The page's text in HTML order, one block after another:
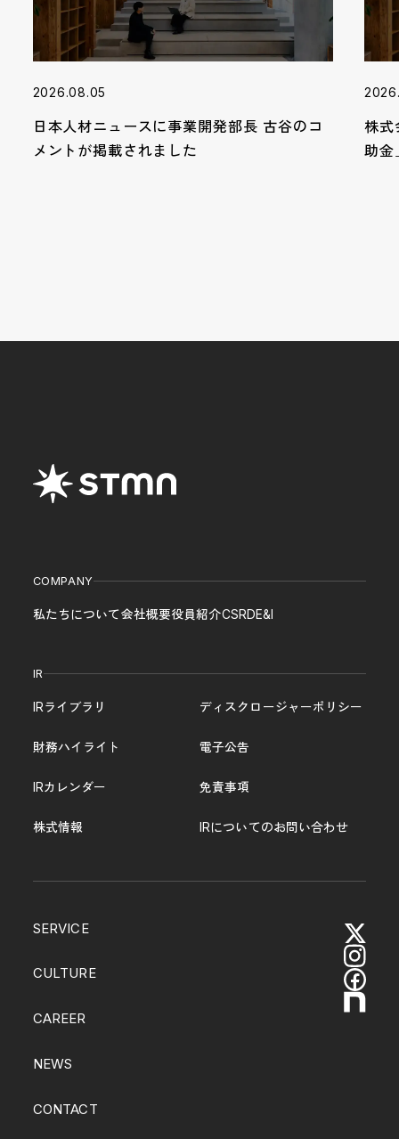
2026.08.05
日本人材ニュースに事業開発部長 古谷のコ
メントが掲載されました
株式
助金
COMPANY
私たちについて会社概要役員紹介CSRDE&I
IR
IRライブラリ ディスクロージャーポリシー
財務ハイライト 電子公告
IRカレンダー 免責事項
株式情報 IRについてのお問い合わせ
SERVICE
CULTURE
CAREER
NEWS
CONTACT